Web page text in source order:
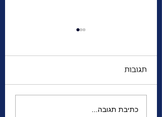
לבד בעיר זרה | מי את
תגובות
כתיבת תגובה...